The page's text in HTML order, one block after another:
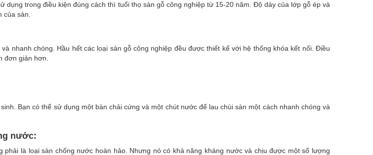
dụng trong điều kiện đúng cách thì tuổi thọ sàn gỗ công nghiệp từ 15-20 năm. Độ dày của lớp gỗ ép và
của sàn.
nhanh chóng. Hầu hết các loại sàn gỗ công nghiệp đều được thiết kế với hệ thống khóa kết nối. Điều
đơn giản hơn.
Bạn có thể sử dụng một bàn chải cứng và một chút nước để lau chùi sàn một cách nhanh chóng và
nước:
phải là loại sàn chống nước hoàn hảo. Nhưng nó có khả năng kháng nước và chịu được một số lượng